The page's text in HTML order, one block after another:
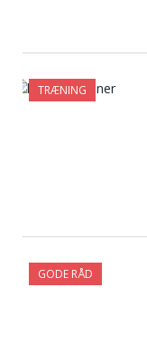
TRÆNING
GODE RÅD